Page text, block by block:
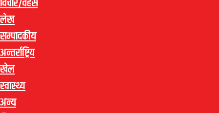
विचार/वहस
लेख
सम्पादकीय
अन्तर्राष्ट्रिय
खेल
स्वास्थ्य
अन्य